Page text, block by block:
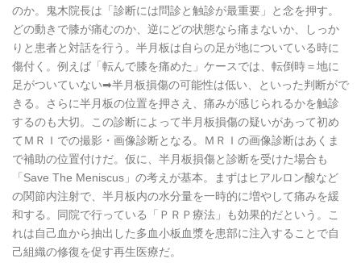
のか。鬼木院長は「診断には問診と触診が最重要」と念を押す。
どの動きで膝が痛むのか、逆にどの状態なら痛まないか、しっか
りと患者と対話を行う。半月板は自らの足が地についている時に
傷付く。例えば「転んで膝を痛めた」ケースでは、転倒時＝地に
足がついていない➡半月板損傷の可能性は低い、といった判断がで
きる。さらに半月板の位置を押さえ、痛みが感じられるかを触診
するのも大切。この診断によって半月板損傷の疑いがあって初め
てＭＲＩでの撮影・画像診断となる。ＭＲＩの画像診断はあくま
で補助の位置付けだ。仮に、半月板損傷と診断を受けた場合も
「Save The Meniscus」の考えが基本。まずはヒアルロン酸など
の関節内注射で、半月板内の水分量を一時的に増やして痛みを緩
和する。同院で行っている「ＰＲＰ療法」も効果的だという。こ
れは自己血から抽出した多血小板血漿を患部に注入することで自
己組織の修復を促す再生医療だ。